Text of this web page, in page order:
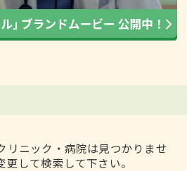
リニック・病院は見つかりませ
して検索して下さい。